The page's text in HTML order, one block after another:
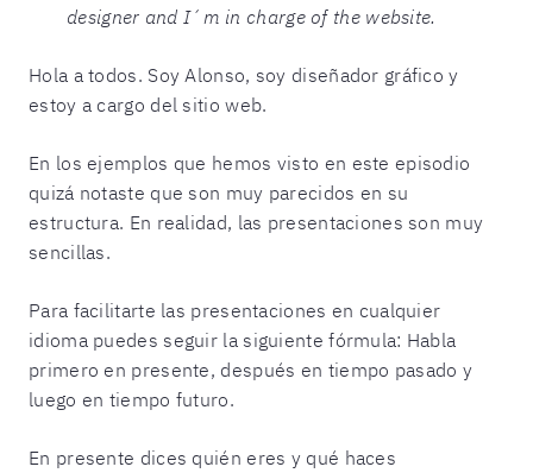
designer and I´m in charge of the website.
Hola a todos. Soy Alonso, soy diseñador gráfico y
estoy a cargo del sitio web.
En los ejemplos que hemos visto en este episodio
quizá notaste que son muy parecidos en su
estructura. En realidad, las presentaciones son muy
sencillas.
Para facilitarte las presentaciones en cualquier
idioma puedes seguir la siguiente fórmula: Habla
primero en presente, después en tiempo pasado y
luego en tiempo futuro.
En presente dices quién eres y qué haces